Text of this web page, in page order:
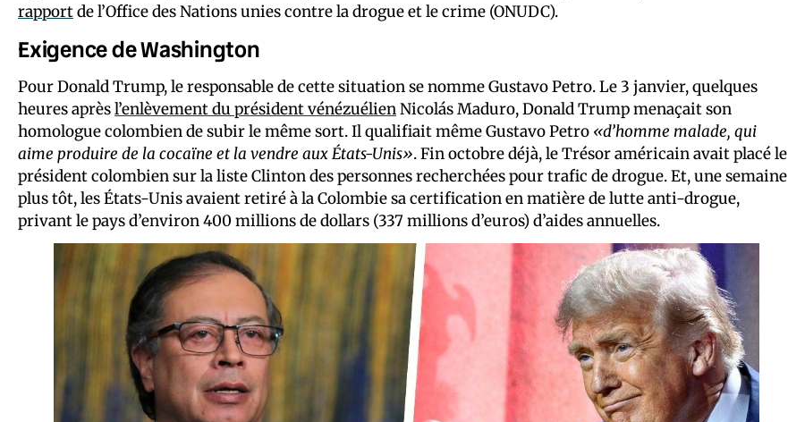
rapportde l’Office des Nations unies contre la drogue et le crime (ONUDC).
Exigence de Washington
Pour Donald Trump, le responsable de cette situation se nomme Gustavo Petro. Le 3 janvier, quelques
heures aprèsl’enlèvement du président vénézuélienNicolás Maduro, Donald Trump menaçait son
homologue colombien de subir le même sort. Il qualifiait même Gustavo Petro «d’homme malade, qui
aime produire de la cocaïne et la vendre aux États-Unis». Fin octobre déjà, le Trésor américain avait placé le
président colombien sur la liste Clinton des personnes recherchées pour trafic de drogue. Et, une semaine
plus tôt, les États-Unis avaient retiré à la Colombie sa certification en matière de lutte anti-drogue,
privant le pays d’environ 400 millions de dollars (337 millions d’euros) d’aides annuelles.